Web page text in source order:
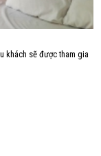
khách sẽ được tham gia